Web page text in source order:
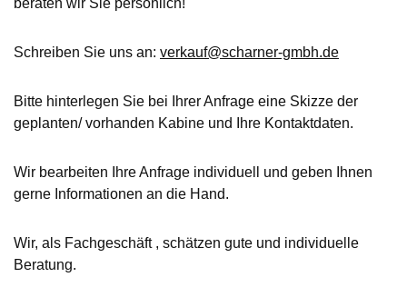
Schreiben Sie uns an: verkauf@scharner-gmbh.de
Bitte hinterlegen Sie bei Ihrer Anfrage eine Skizze der
geplanten/ vorhanden Kabine und Ihre Kontaktdaten.
Wir bearbeiten Ihre Anfrage individuell und geben Ihnen
gerne Informationen an die Hand.
Wir, als Fachgeschäft , schätzen gute und individuelle
Beratung.